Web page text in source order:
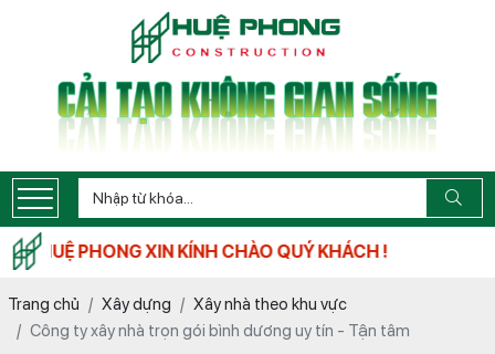
XIN KÍNH CHÀO QUÝ KHÁCH !
Trang chủ Xây dựng
Xây nhà theo khu vực
Công ty xây nhà trọn gói bình dương uy tín - Tận tâm